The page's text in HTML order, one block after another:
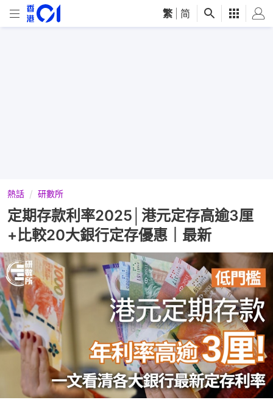
繁 简
熱話 研數所
定期存款利率2025│港元定存高逾3厘
+比較20大銀行定存優惠｜最新